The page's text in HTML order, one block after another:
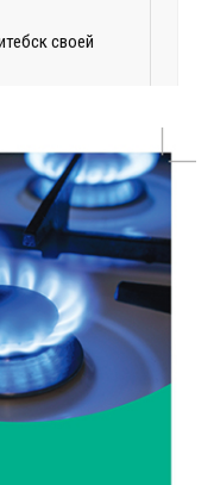
своей
и
на 38%
Тверскую
«Земля